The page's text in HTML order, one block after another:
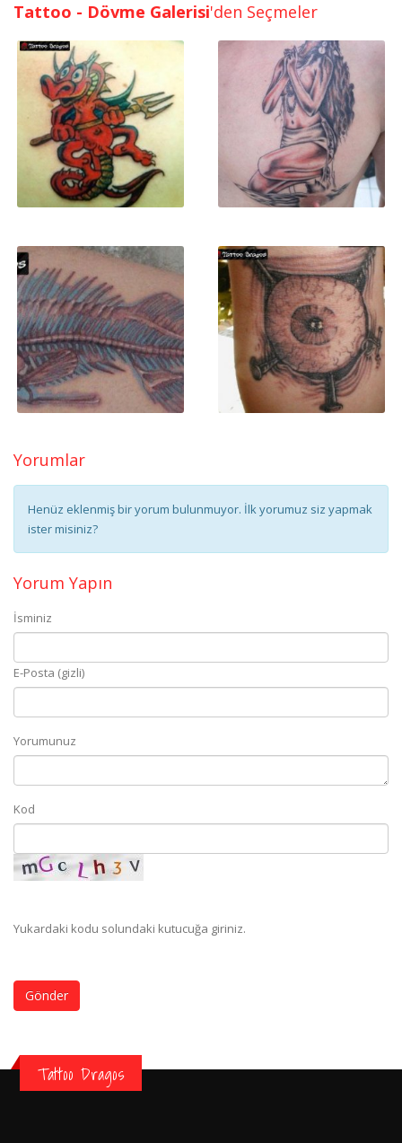
Tattoo - Dövme Galerisi'den Seçmeler
Yorumlar
Henüz eklenmiş bir yorum bulunmuyor. İlk yorumuz siz yapmak
ister misiniz?
Yorum Yapın
İsminiz
E-Posta (gizli)
Yorumunuz
Kod
Yukardaki kodu solundaki kutucuğa giriniz.
Gönder
Tattoo Dragos